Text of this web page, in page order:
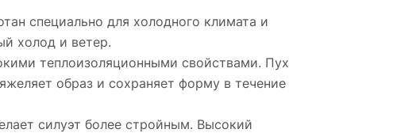
специально для холодного климата и
холод и ветер.
теплоизоляционными свойствами. Пух
образ и сохраняет форму в течение
силуэт более стройным. Высокий